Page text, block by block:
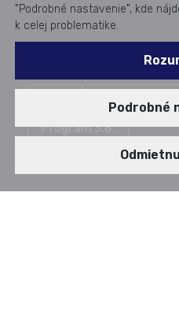
Fotogaléria a
Program 3.6.
"Podrobné nastavenie", kde
k celej problematike.
Podrobné